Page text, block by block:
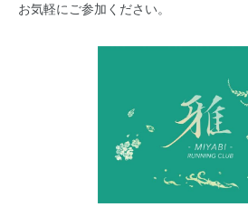
お気軽にご参加ください。